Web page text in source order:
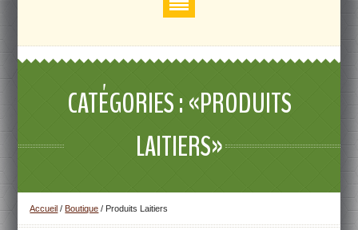
CATÉGORIES : «PRODUITS
LAITIERS»
Accueil / Boutique / Produits Laitiers